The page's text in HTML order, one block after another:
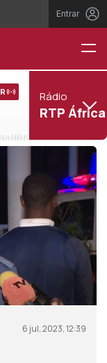
Entrar
Rádio
RTP África
6 jul, 2023, 12:39